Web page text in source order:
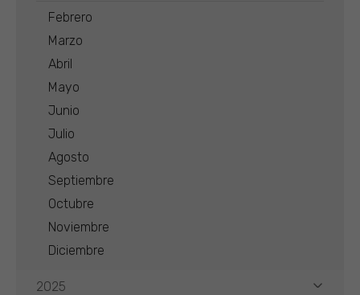
Febrero
Marzo
Abril
Mayo
Junio
Julio
Agosto
Septiembre
Octubre
Noviembre
Diciembre
2025